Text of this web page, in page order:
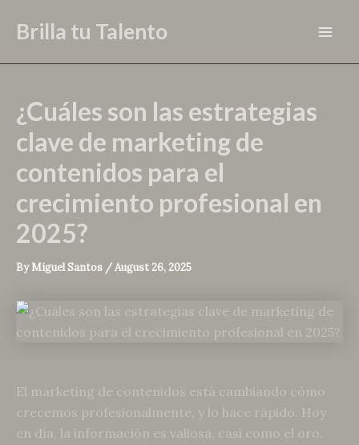
Brilla tu Talento
¿Cuáles son las estrategias
clave de marketing de
contenidos para el
crecimiento profesional en
2025?
ByMiguel Santos /August 26, 2025
El marketing de contenidos está cambiando cómo
crecemos profesionalmente, y lo hace rápido. Hoy
en día, la información es valiosa, casi como el oro.